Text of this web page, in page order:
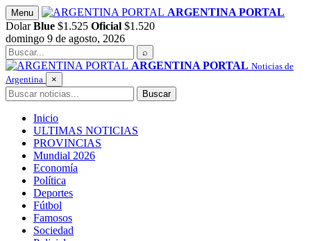
Saltar
al
contenido
Menu
ARGENTINA PORTAL
Dolar Blue $1.525 Oficial $1.520
domingo 9 de agosto, 2026
Buscar
⌕
ARGENTINA PORTAL Noticias de
Argentina
×
Buscar Buscar
Inicio
ULTIMAS NOTICIAS
PROVINCIAS
Mundial 2026
Economía
Política
Deportes
Fútbol
Famosos
Sociedad